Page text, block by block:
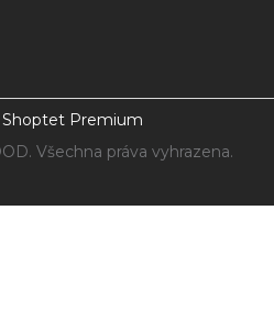
Premium
. Všechna práva vyhrazena.